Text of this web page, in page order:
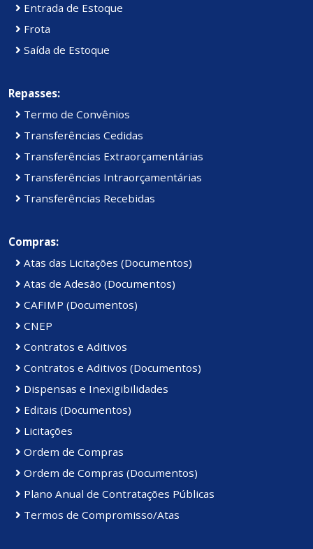
Entrada de Estoque
Frota
Saída de Estoque
Repasses:
Termo de Convênios
Transferências Cedidas
Transferências Extraorçamentárias
Transferências Intraorçamentárias
Transferências Recebidas
Compras:
Atas das Licitações (Documentos)
Atas de Adesão (Documentos)
CAFIMP (Documentos)
CNEP
Contratos e Aditivos
Contratos e Aditivos (Documentos)
Dispensas e Inexigibilidades
Editais (Documentos)
Licitações
Ordem de Compras
Ordem de Compras (Documentos)
Plano Anual de Contratações Públicas
Termos de Compromisso/Atas